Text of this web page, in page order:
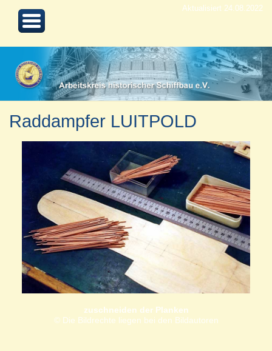
Aktualisiert 24.08.2022
Raddampfer LUITPOLD
zuschneiden der Planken
© Die Bildrechte liegen bei den Bildautoren